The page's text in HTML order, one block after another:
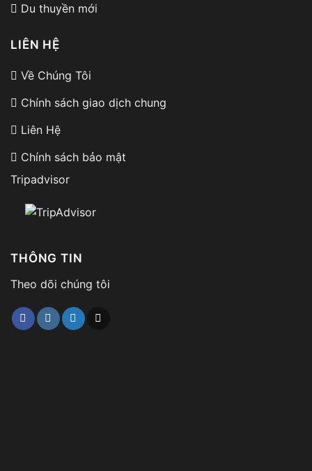
Du thuyền mới
LIÊN HỆ
Về Chúng Tôi
Chính sách giao dịch chung
Liên Hệ
Chính sách bảo mật
Tripadvisor
THÔNG TIN
Theo dõi chúng tôi